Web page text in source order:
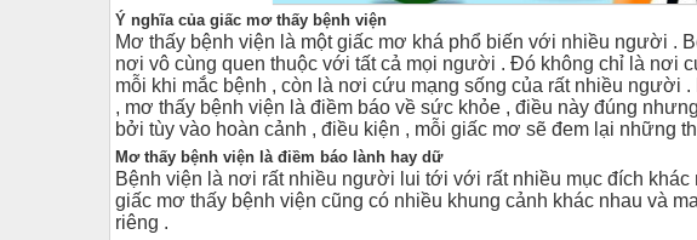
Ý nghĩa của giấc mơ thấy bệnh viện
Mơ thấy bệnh viện là một giấc mơ khá phổ biến với nhiều người .
nơi vô cùng quen thuộc với tất cả mọi người . Đó không chỉ là nơi
mỗi khi mắc bệnh , còn là nơi cứu mạng sống của rất nhiều người
, mơ thấy bệnh viện là điềm báo về sức khỏe , điều này đúng
bởi tùy vào hoàn cảnh , điều kiện , mỗi giấc mơ sẽ đem lại những
Mơ thấy bệnh viện là điềm báo lành hay dữ
Bệnh viện là nơi rất nhiều người lui tới với rất nhiều mục đích khác
giấc mơ thấy bệnh viện cũng có nhiều khung cảnh khác nhau và
riêng .